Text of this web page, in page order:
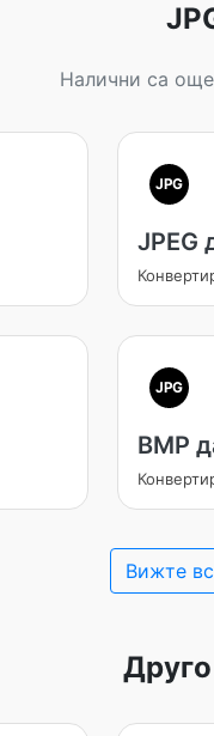
Налични са
JPG
JPEG
JPG
BMP
Вижте